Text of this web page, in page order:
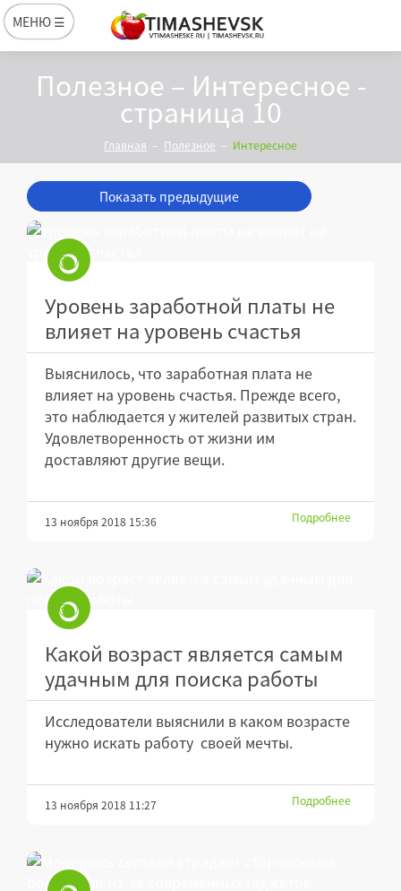
МЕНЮ ☰
Полезное – Интересное -
страница 10
Главная Полезное Интересное
Показать предыдущие
Уровень заработной платы не
влияет на уровень счастья
Выяснилось, что заработная плата не
влияет на уровень счастья. Прежде всего,
это наблюдается у жителей развитых стран.
Удовлетворенность от жизни им
доставляют другие вещи.
13 ноября 2018 15:36 Подробнее
Какой возраст является самым
удачным для поиска работы
Исследователи выяснили в каком возрасте
нужно искать работу своей мечты.
13 ноября 2018 11:27 Подробнее